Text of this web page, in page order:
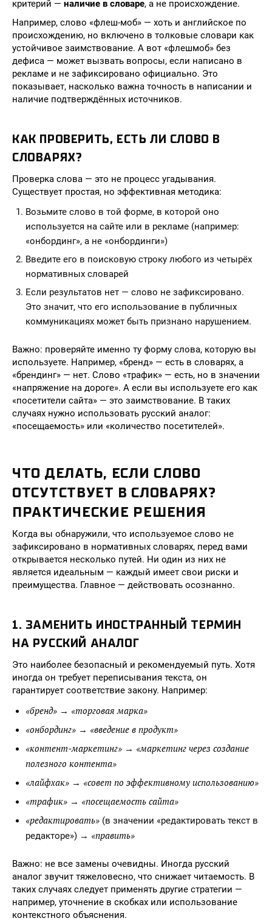
критерий — наличие в словаре, а не происхождение.
Например, слово «флеш-моб» — хоть и английское по
происхождению, но включено в толковые словари как
устойчивое заимствование. А вот «флешмоб» без
дефиса — может вызвать вопросы, если написано в
рекламе и не зафиксировано официально. Это
показывает, насколько важна точность в написании и
наличие подтверждённых источников.
КАК ПРОВЕРИТЬ, ЕСТЬ ЛИ СЛОВО В
СЛОВАРЯХ?
Проверка слова — это не процесс угадывания.
Существует простая, но эффективная методика:
Возьмите слово в той форме, в которой оно
используется на сайте или в рекламе (например:
«онбординг», а не «онбординги»)
Введите его в поисковую строку любого из четырёх
нормативных словарей
Если результатов нет — слово не зафиксировано.
Это значит, что его использование в публичных
коммуникациях может быть признано нарушением.
Важно: проверяйте именно ту форму слова, которую вы
используете. Например, «бренд» — есть в словарях, а
«брендинг» — нет. Слово «трафик» — есть, но в значении
«напряжение на дороге». А если вы используете его как
«посетители сайта» — это заимствование. В таких
случаях нужно использовать русский аналог:
«посещаемость» или «количество посетителей».
ЧТО ДЕЛАТЬ, ЕСЛИ СЛОВО
ОТСУТСТВУЕТ В СЛОВАРЯХ?
ПРАКТИЧЕСКИЕ РЕШЕНИЯ
Когда вы обнаружили, что используемое слово не
зафиксировано в нормативных словарях, перед вами
открывается несколько путей. Ни один из них не
является идеальным — каждый имеет свои риски и
преимущества. Главное — действовать осознанно.
1. ЗАМЕНИТЬ ИНОСТРАННЫЙ ТЕРМИН
НА РУССКИЙ АНАЛОГ
Это наиболее безопасный и рекомендуемый путь. Хотя
иногда он требует переписывания текста, он
гарантирует соответствие закону. Например:
«бренд» → «торговая марка»
«онбординг» → «введение в продукт»
«контент-маркетинг» → «маркетинг через создание
полезного контента»
«лайфхак» → «совет по эффективному использованию»
«трафик» → «посещаемость сайта»
«редактировать» (в значении «редактировать текст в
редакторе») → «править»
Важно: не все замены очевидны. Иногда русский
аналог звучит тяжеловесно, что снижает читаемость. В
таких случаях следует применять другие стратегии —
например, уточнение в скобках или использование
контекстного объяснения.